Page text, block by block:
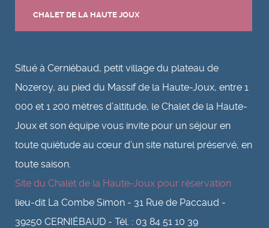
CHALET DE LA HAUTE JOUX
Situé à Cerniébaud, petit village du plateau de
Nozeroy, au pied du Massif de la Haute-Joux, entre 1
000 et 1 200 mètres d’altitude, le Chalet de la Haute-
Joux et son équipe vous invite pour un séjour en
toute quiétude au cœur d’un site naturel préservé, en
toute saison.
Site du Chalet de la Haute-Joux pour réservation
lieu-dit La Combe Simon - 31 Rue de Paccaud -
39250 CERNIÉBAUD - Tél. : 03 84 51 10 39